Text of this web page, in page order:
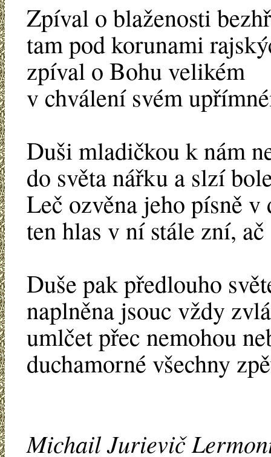
Zpíval o blaženosti
tam pod korunami
zpíval o Bohu velikém
v chválení svém
Duši mladičkou k nám
do světa nářku a slzí
Leč ozvěna jeho písně v
ten hlas v ní stále zní,
Duše pak předlouho
naplněna jsouc vždy
umlčet přec nemohou
duchamorné všechny
Michail Jurievič